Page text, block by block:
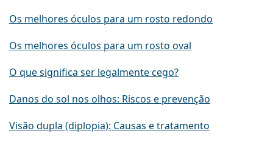
Os melhores óculos para um rosto redondo
Os melhores óculos para um rosto oval
O que significa ser legalmente cego?
Danos do sol nos olhos: Riscos e prevenção
Visão dupla (diplopia): Causas e tratamento